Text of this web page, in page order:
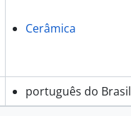
Cerâmica
português do Brasil